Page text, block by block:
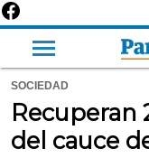
SOCIEDAD
del cauce